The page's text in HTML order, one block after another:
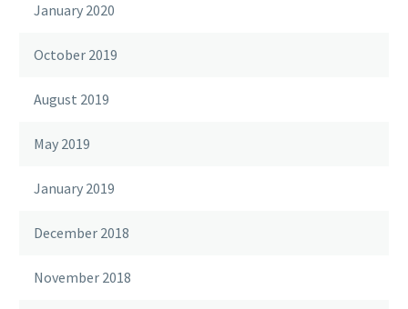
January 2020
October 2019
August 2019
May 2019
January 2019
December 2018
November 2018